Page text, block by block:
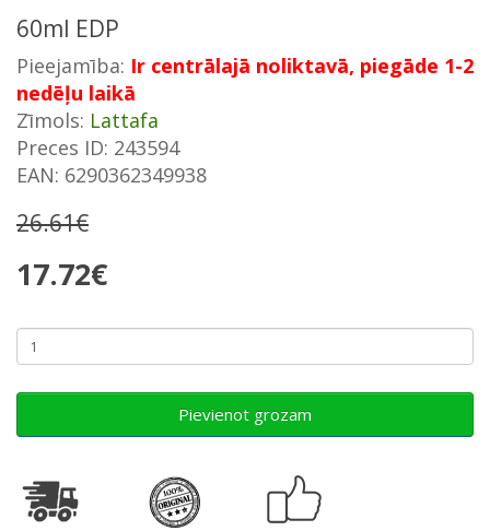
60ml EDP
Pieejamība: Ir centrālajā noliktavā, piegāde 1-2
nedēļu laikā
Zīmols: Lattafa
Preces ID: 243594
EAN: 6290362349938
26.61€
17.72€
Pievienot grozam